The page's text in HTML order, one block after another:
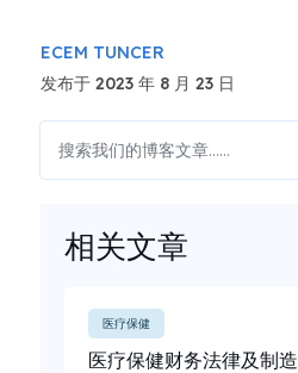
ECEM TUNCER
发布于 2023 年 8 月 23 日
相关文章
医疗保健
医疗保健财务法律及制